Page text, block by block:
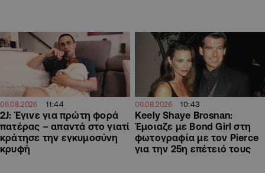
06.08.2026 11:44
2J: Έγινε για πρώτη φορά
πατέρας – απαντά στο γιατί
κράτησε την εγκυμοσύνη
κρυφή
06.08.2026 10:43
Keely Shaye Brosnan:
Έμοιαζε με Bond Girl στη
φωτογραφία με τον Pierce
για την 25η επέτειό τους